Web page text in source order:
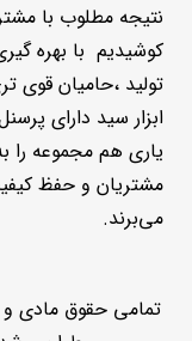
نتیجه مطلوب با
کوشیدیم با بهره
تولید ،حامیان قوی
ابزار سید دارای
یاری هم مجموعه
مشتریان و حفظ
می‌برند.
تمامی حقوق مادی و